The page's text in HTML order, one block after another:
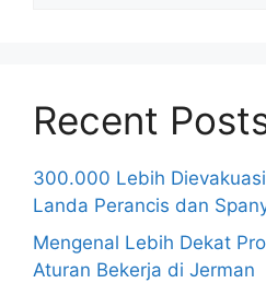
Recent
300.000 Lebih
Landa Perancis dan
Mengenal Lebih Dekat
Aturan Bekerja di Jerman